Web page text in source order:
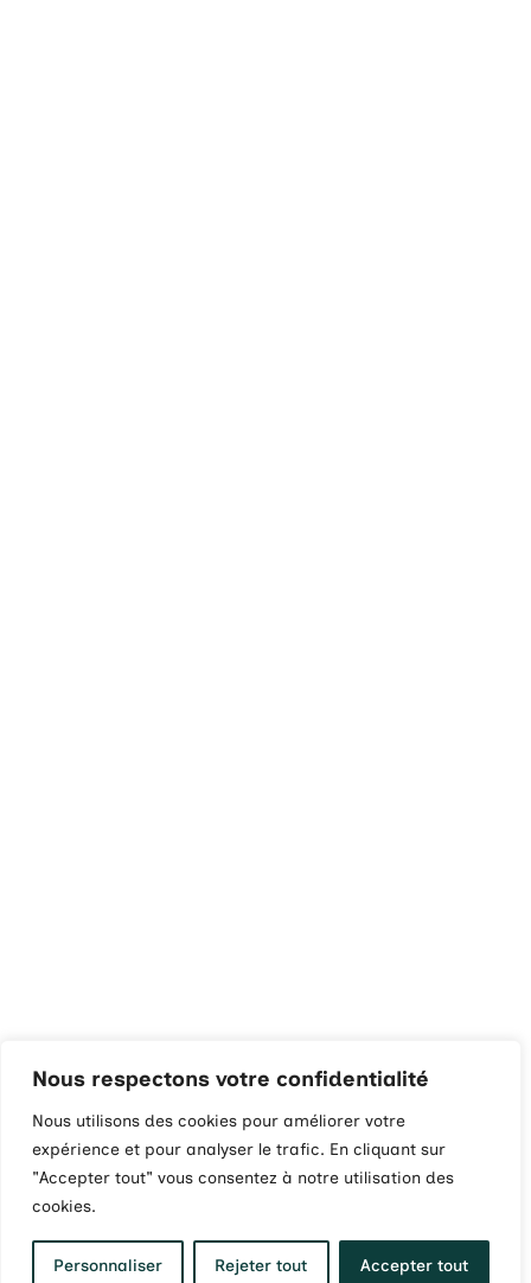
Nous respectons votre confidentialité
Nous utilisons des cookies pour améliorer votre
expérience et pour analyser le trafic. En cliquant sur
"Accepter tout" vous consentez à notre utilisation des
cookies.
Personnaliser Rejeter tout Accepter tout